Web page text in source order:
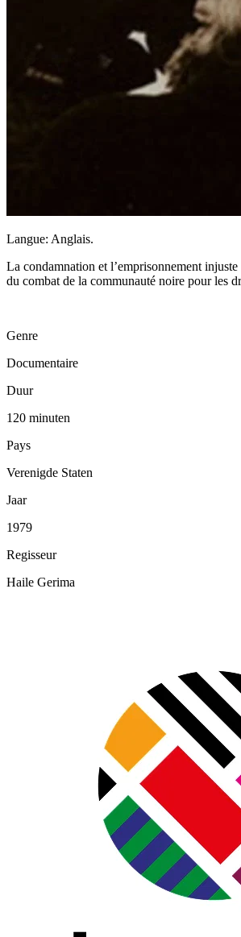
Langue: Anglais.
La condamnation et l’emprisonnement
du combat de la communauté noire pour les
Genre
Documentaire
Duur
120 minuten
Pays
Verenigde Staten
Jaar
1979
Regisseur
Haile Gerima